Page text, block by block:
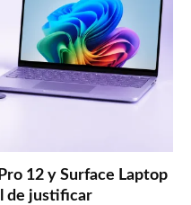
12 y Surface Laptop
de justificar